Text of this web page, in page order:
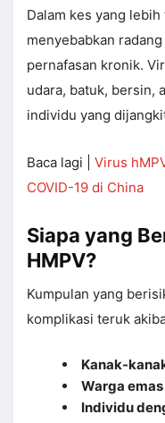
Dalam kes yang
menyebabkan
pernafasan kronik.
udara, batuk, bersin,
individu yang
Baca lagi | Virus
COVID-19 di China
Siapa yang
HMPV?
Kumpulan yang
komplikasi teruk
Kanak-
Warga emas
Individu